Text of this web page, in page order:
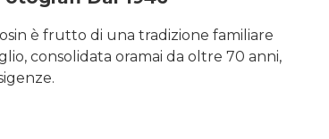
è frutto di una tradizione familiare
consolidata oramai da oltre 70 anni,